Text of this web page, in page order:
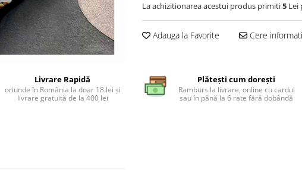
La achizitionarea acestui produs primiti5 Lei
Adauga la Favorite Cere
Livrare Rapidă
oriunde în România la doar 18 lei și
livrare gratuită de la 400 lei
Plătești cum dorești
Ramburs la livrare, online cu cardul
sau în până la 6 rate fără dobândă